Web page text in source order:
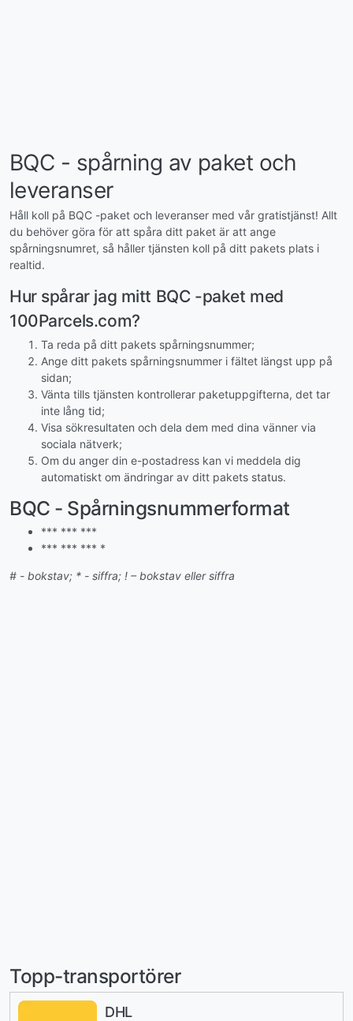
BQC - spårning av paket och
leveranser
Håll koll på BQC -paket och leveranser med vår gratistjänst! Allt
du behöver göra för att spåra ditt paket är att ange
spårningsnumret, så håller tjänsten koll på ditt pakets plats i
realtid.
Hur spårar jag mitt BQC -paket med
100Parcels.com?
Ta reda på ditt pakets spårningsnummer;
Ange ditt pakets spårningsnummer i fältet längst upp på
sidan;
Vänta tills tjänsten kontrollerar paketuppgifterna, det tar
inte lång tid;
Visa sökresultaten och dela dem med dina vänner via
sociala nätverk;
Om du anger din e-postadress kan vi meddela dig
automatiskt om ändringar av ditt pakets status.
BQC - Spårningsnummerformat
*** *** ***
*** *** *** *
# - bokstav; * - siffra; ! – bokstav eller siffra
Topp-transportörer
DHL